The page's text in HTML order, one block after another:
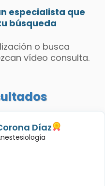
especialista que
búsqueda
o busca
vídeo consulta.
Díaz